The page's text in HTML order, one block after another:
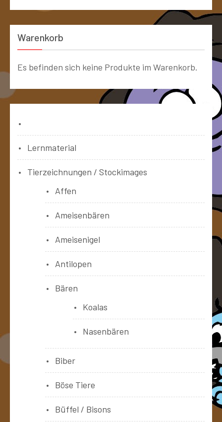
Warenkorb
Es befinden sich keine Produkte im Warenkorb.
Lernmaterial
Tierzeichnungen / Stockimages
Affen
Ameisenbären
Ameisenigel
Antilopen
Bären
Koalas
Nasenbären
Biber
Böse Tiere
Büffel / Bisons